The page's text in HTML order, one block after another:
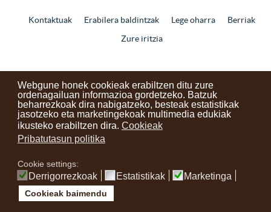
Webgune honek cookieak erabiltzen ditu zure
ordenagailuan informazioa gordetzeko. Batzuk
beharrezkoak dira nabigatzeko, besteak estatistikak
jasotzeko eta marketingekoak multimedia edukiak
ikusteko erabiltzen dira. Cookieak
Pribatutasun politika
Cookie settings:
Derrigorrezkoak Estatistikak Marketinga
Cookieak baimendu
Kontaktuak Erabilera baldintzak Lege oharra
Berriak
Zure iritzia